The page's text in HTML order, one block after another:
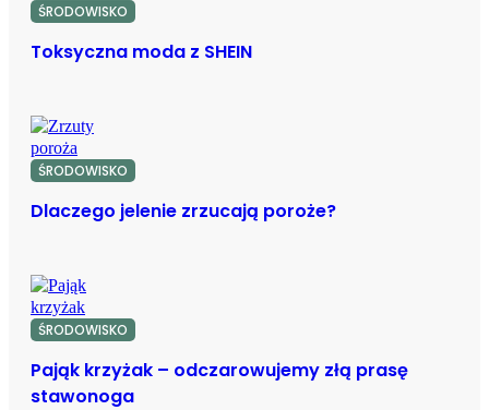
ŚRODOWISKO
Toksyczna moda z SHEIN
ŚRODOWISKO
Dlaczego jelenie zrzucają poroże?
ŚRODOWISKO
Pająk krzyżak – odczarowujemy złą prasę
stawonoga